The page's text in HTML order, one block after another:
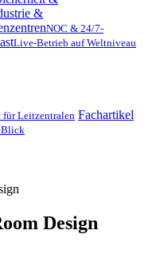
&
NOC & 24/7-
Live-Betrieb auf Weltniveau
Leitzentralen Fachartikel
Blick
Design